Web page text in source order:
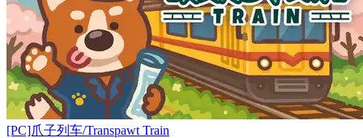
[PC]爪子列车/Transpawt Train